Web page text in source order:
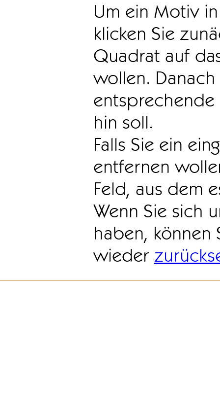
Um ein Motiv
klicken Sie
Quadrat auf
wollen.
hin soll.
Falls Sie ein
entfernen
Feld, aus dem
Wenn Sie sich
haben, können
wieder